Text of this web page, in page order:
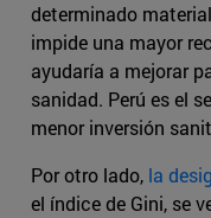
determinado
impide una mayor
ayudaría a mejorar
sanidad. Perú es el
menor inversión
Por otro lado, la
el índice de Gini, se